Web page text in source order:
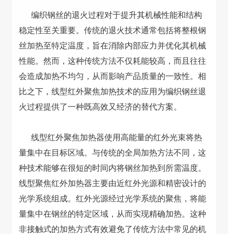
编织钢丝的退火过程对于提升其机械性能和结构
稳定性至关重要。传统的退火技术通常包括将整根钢
丝加热至特定温度，旨在消除内部应力并优化其机械
性能。然而，这种传统方法不仅耗能较高，而且往往
会造成加热不均匀，从而影响产品质量的一致性。相
比之下，线型红外聚焦加热技术的应用为编织钢丝退
火过程提供了一种既高效又经济的替代方案。
线型红外聚焦加热器使用高能量的红外光束将热
量集中在目标区域。与传统的全局加热方法不同，这
种技术能够在很短的时间内将钢丝加热到所需温度。
线型聚焦红外加热器主要由近红外光源和精密设计的
光学系统组成。红外光源经过光学系统的聚焦，将能
量集中在钢丝的特定区域，从而实现精确加热。这种
非接触式的加热方式有效避免了传统方法中常见的机